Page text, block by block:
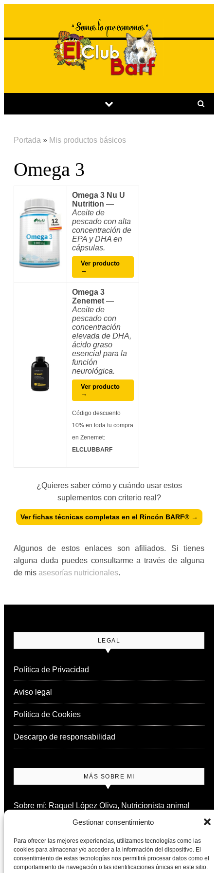
Gestionar consentimiento
Para ofrecer las mejores experiencias, utilizamos tecnologías como las
cookies para almacenar y/o acceder a la información del dispositivo. El
consentimiento de estas tecnologías nos permitirá procesar datos como el
comportamiento de navegación o las identificaciones únicas en este sitio.
Portada » Mis productos básicos
Omega 3
Omega 3 Nu U
Nutrition —
Aceite de
pescado con alta
concentración de
EPA y DHA en
cápsulas.
Ver producto
→
Omega 3
Zenemet —
Aceite de
pescado con
concentración
elevada de DHA,
ácido graso
esencial para la
función
neurológica.
Ver producto
→
Código descuento
10% en toda tu compra
en Zenemet:
ELCLUBBARF
¿Quieres saber cómo y cuándo usar estos
suplementos con criterio real?
Ver fichas técnicas completas en el Rincón BARF® →
Algunos de estos enlaces son afiliados. Si tienes
alguna duda puedes consultarme a través de alguna
de mis asesorías nutricionales.
LEGAL
Política de Privacidad
Aviso legal
Política de Cookies
Descargo de responsabilidad
MÁS SOBRE MI
Sobre mí: Raquel López Oliva, Nutricionista animal
NEWSLETTER